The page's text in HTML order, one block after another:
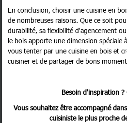
En conclusion, choisir une cuisine en
de nombreuses raisons. Que ce soit
durabilité, sa flexibilité d'agencement
le bois apporte une dimension spéciale
vous tenter par une cuisine en bois et
cuisiner et de partager de bons
Besoin d'inspiration ?
Vous souhaitez être accompagné
cuisiniste le plus proche